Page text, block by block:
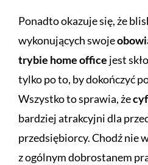
Ponadto okazuje się, że
wykonujących swoje
trybie home office jest
tylko po to, by dokończyć
Wszystko to sprawia, że
bardziej atrakcyjni dla
przedsiębiorcy. Chodź nie
z ogólnym dobrostanem